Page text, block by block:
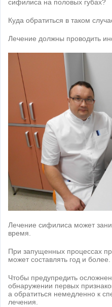
сифилиса на половых губах?
Куда обратиться в таком
Лечение должны проводить
Лечение сифилиса может
время.
При запущенных процессах
может составлять год и более.
Чтобы предупредить
обнаружении первых
а обратиться немедленно к
лечения.